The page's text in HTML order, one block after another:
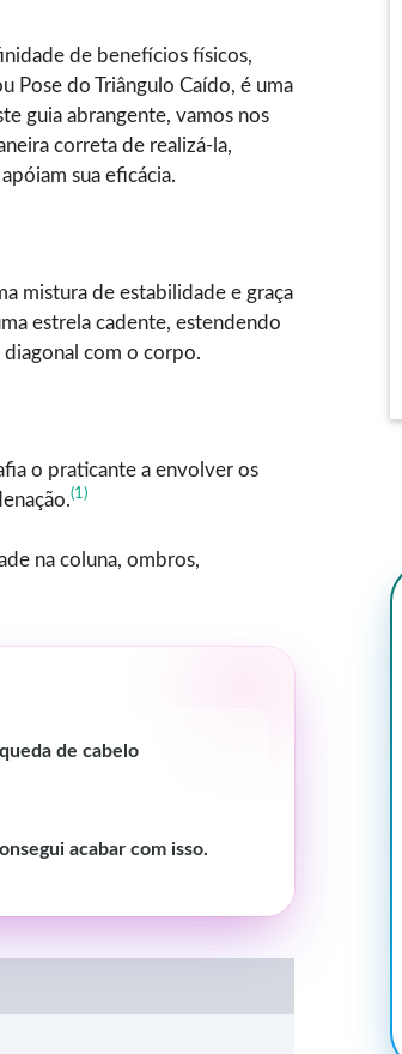
de benefícios físicos,
Pose do Triângulo Caído, é uma
guia abrangente, vamos nos
correta de realizá-la,
sua eficácia.
mistura de estabilidade e graça
estrela cadente, estendendo
com o corpo.
o praticante a envolver os
(1)
na coluna, ombros,
de cabelo
acabar com isso.